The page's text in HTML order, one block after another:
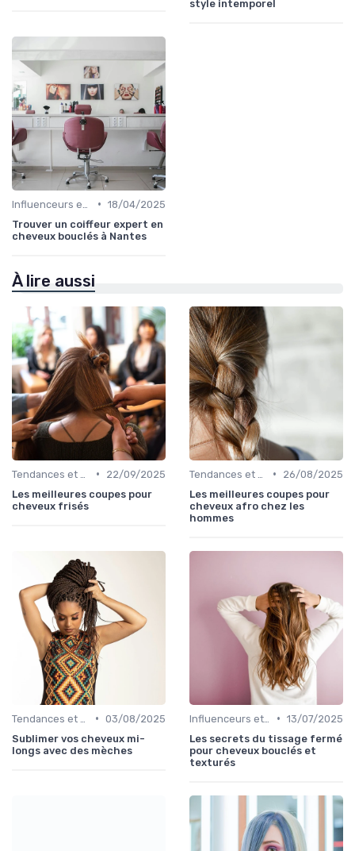
style intemporel
• 18/04/2025
Trouver un coiffeur expert en
cheveux bouclés à Nantes
À lire aussi
•
22/09/2025
Les meilleures coupes pour
cheveux frisés
•
26/08/2025
Les meilleures coupes pour
cheveux afro chez les
hommes
• 03/08/2025
Sublimer vos cheveux mi-
longs avec des mèches
• 13/07/2025
Les secrets du tissage fermé
pour cheveux bouclés et
texturés